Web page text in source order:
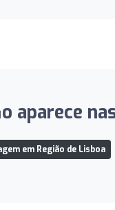
aparece
em Região de Lisboa